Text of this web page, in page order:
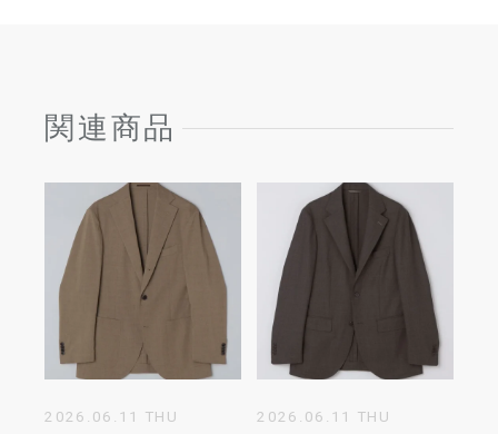
関連商品
2026.06.11 THU 2026.06.11 THU